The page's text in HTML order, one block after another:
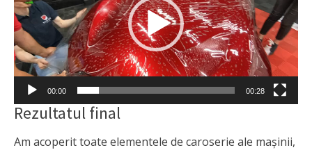
00:00 00:28
Rezultatul final
Am acoperit toate elementele de caroserie ale mașinii,